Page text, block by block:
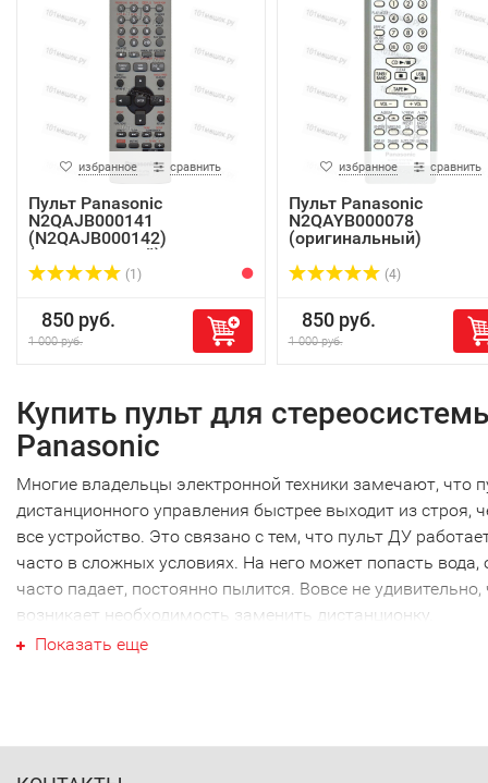
избранное сравнить
Пульт Panasonic
N2QAJB000141
(N2QAJB000142)
(оригинальный)
(1)
850 руб.
1 000 руб.
избранное сравнить
Пульт Panasonic
N2QAYB000078
(оригинальный)
(4)
850 руб.
1 000 руб.
Купить пульт для
Panasonic
Многие владельцы электронной техники замечают, что
дистанционного управления быстрее выходит из строя,
все устройство. Это связано с тем, что пульт ДУ
часто в сложных условиях. На него может попасть вода,
часто падает, постоянно пылится. Вовсе не удивительно,
возникает необходимость заменить дистанционку.
Ваш пульт для стереосистемы
Показать еще